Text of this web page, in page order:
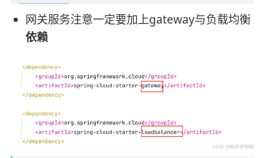
网关服务注意一定要加上gateway与负载均衡
依赖